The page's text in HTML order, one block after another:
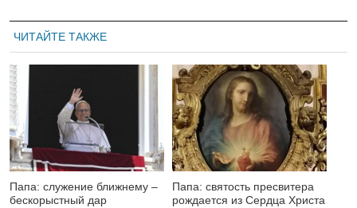
ЧИТАЙТЕ ТАКЖЕ
Папа: служение ближнему –
бескорыстный дар
Папа: святость пресвитера
рождается из Сердца Христа